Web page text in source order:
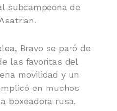
subcampeona de
Bravo se paró de
las favoritas del
movilidad y un
en muchos
boxeadora rusa.